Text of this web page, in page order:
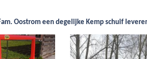
Oostrom een degelijke Kemp schuif